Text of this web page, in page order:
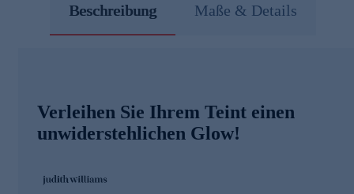
Beschreibung Maße & Details
Verleihen Sie Ihrem Teint einen
unwiderstehlichen Glow!